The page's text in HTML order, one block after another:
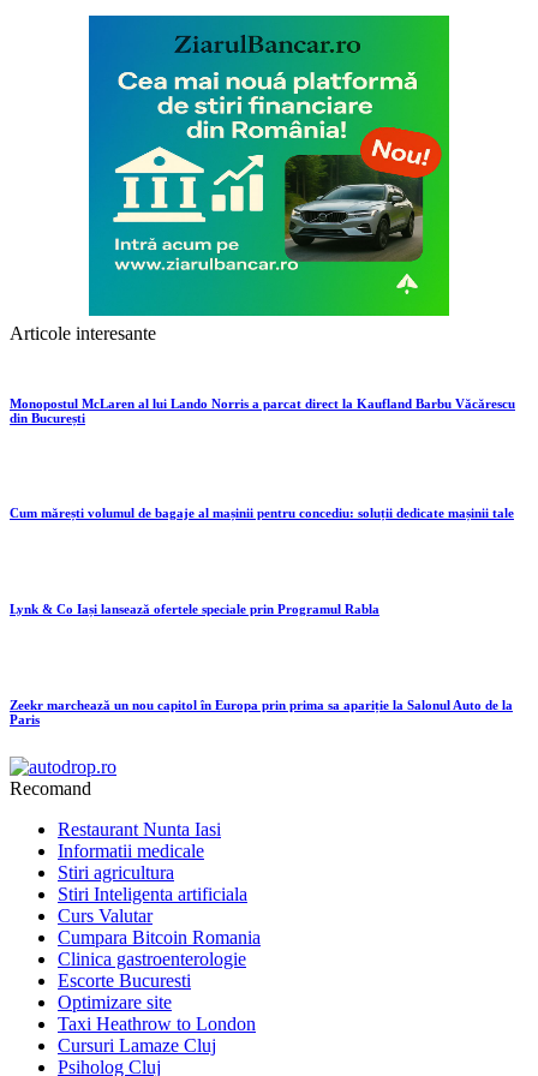
Articole interesante
Monopostul McLaren al lui Lando Norris a parcat direct la Kaufland Barbu Văcărescu
din București
Cum mărești volumul de bagaje al mașinii pentru concediu: soluții dedicate mașinii tale
Lynk & Co Iași lansează ofertele speciale prin Programul Rabla
Zeekr marchează un nou capitol în Europa prin prima sa apariție la Salonul Auto de la
Paris
Recomand
Restaurant Nunta Iasi
Informatii medicale
Stiri agricultura
Stiri Inteligenta artificiala
Curs Valutar
Cumpara Bitcoin Romania
Clinica gastroenterologie
Escorte Bucuresti
Optimizare site
Taxi Heathrow to London
Cursuri Lamaze Cluj
Psiholog Cluj